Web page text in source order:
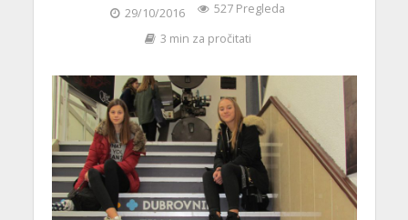
29/10/2016
527 Pregleda
3 min za pročitati